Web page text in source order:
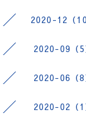
2020-12（10
2020-09（5
2020-06（8
2020-02（1